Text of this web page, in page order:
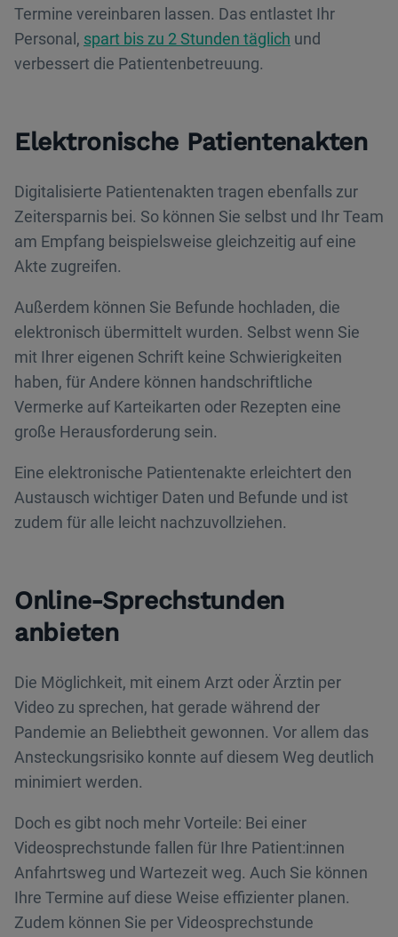
Termine vereinbaren lassen. Das entlastet Ihr
Personal, spart bis zu 2 Stunden täglich und
verbessert die Patientenbetreuung.
Elektronische Patientenakten
Digitalisierte Patientenakten tragen ebenfalls zur
Zeitersparnis bei. So können Sie selbst und Ihr Team
am Empfang beispielsweise gleichzeitig auf eine
Akte zugreifen.
Außerdem können Sie Befunde hochladen, die
elektronisch übermittelt wurden. Selbst wenn Sie
mit Ihrer eigenen Schrift keine Schwierigkeiten
haben, für Andere können handschriftliche
Vermerke auf Karteikarten oder Rezepten eine
große Herausforderung sein.
Eine elektronische Patientenakte erleichtert den
Austausch wichtiger Daten und Befunde und ist
zudem für alle leicht nachzuvollziehen.
Online-Sprechstunden
anbieten
Die Möglichkeit, mit einem Arzt oder Ärztin per
Video zu sprechen, hat gerade während der
Pandemie an Beliebtheit gewonnen. Vor allem das
Ansteckungsrisiko konnte auf diesem Weg deutlich
minimiert werden.
Doch es gibt noch mehr Vorteile: Bei einer
Videosprechstunde fallen für Ihre Patient:innen
Anfahrtsweg und Wartezeit weg. Auch Sie können
Ihre Termine auf diese Weise effizienter planen.
Zudem können Sie per Videosprechstunde